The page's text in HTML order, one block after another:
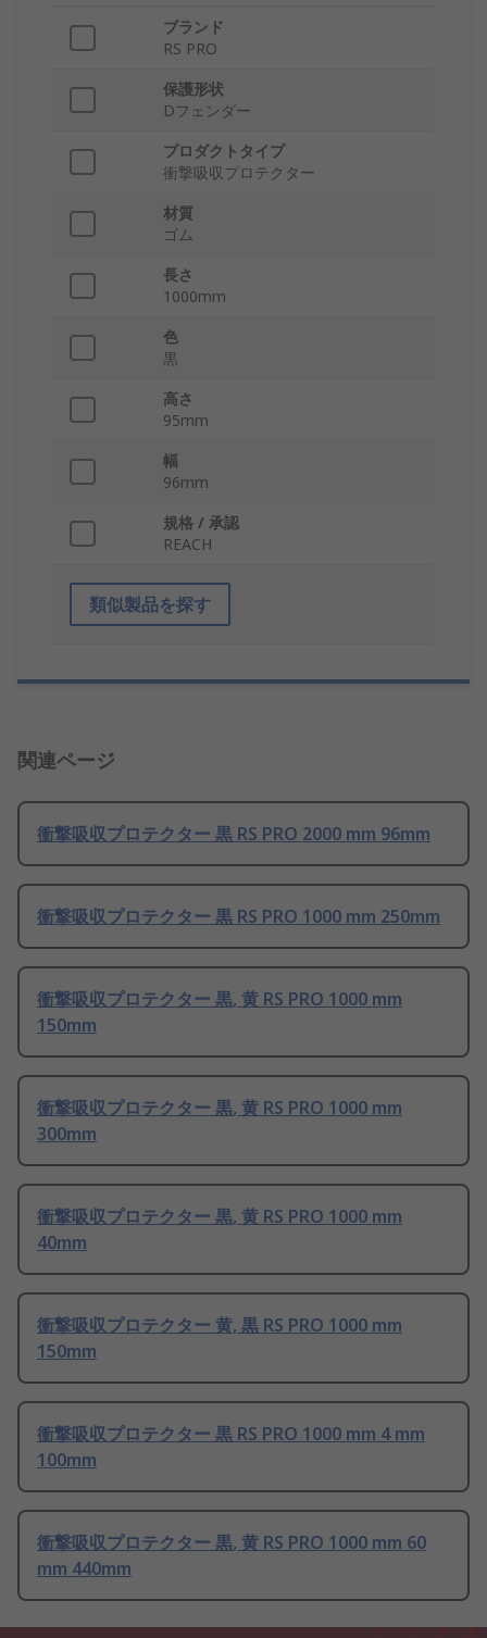
ブランド
RS PRO
保護形状
Dフェンダー
プロダクトタイプ
衝撃吸収プロテクター
材質
ゴム
長さ
1000mm
色
黒
高さ
95mm
幅
96mm
規格 / 承認
REACH
類似製品を探す
関連ページ
衝撃吸収プロテクター 黒 RS PRO 2000 mm 96mm
衝撃吸収プロテクター 黒 RS PRO 1000 mm 250mm
衝撃吸収プロテクター 黒, 黄 RS PRO 1000 mm
150mm
衝撃吸収プロテクター 黒, 黄 RS PRO 1000 mm
300mm
衝撃吸収プロテクター 黒, 黄 RS PRO 1000 mm
40mm
衝撃吸収プロテクター 黄, 黒 RS PRO 1000 mm
150mm
衝撃吸収プロテクター 黒 RS PRO 1000 mm 4 mm
100mm
衝撃吸収プロテクター 黒, 黄 RS PRO 1000 mm 60
mm 440mm